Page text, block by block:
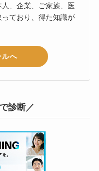
、企業、ご家族、医
ており、得た知識が
ルへ
診断／